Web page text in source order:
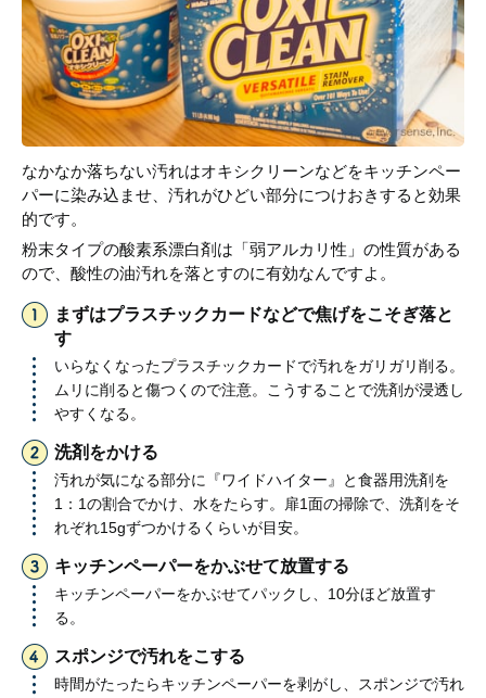
なかなか落ちない汚れはオキシクリーンなどをキッチンペー
パーに染み込ませ、汚れがひどい部分につけおきすると効果
的です。
粉末タイプの酸素系漂白剤は「弱アルカリ性」の性質がある
ので、酸性の油汚れを落とすのに有効なんですよ。
まずはプラスチックカードなどで焦げをこそぎ落と
す
いらなくなったプラスチックカードで汚れをガリガリ削る。
ムリに削ると傷つくので注意。こうすることで洗剤が浸透し
やすくなる。
洗剤をかける
汚れが気になる部分に『ワイドハイター』と食器用洗剤を
1：1の割合でかけ、水をたらす。扉1面の掃除で、洗剤をそ
れぞれ15gずつかけるくらいが目安。
キッチンペーパーをかぶせて放置する
キッチンペーパーをかぶせてパックし、10分ほど放置す
る。
スポンジで汚れをこする
時間がたったらキッチンペーパーを剥がし、スポンジで汚れ